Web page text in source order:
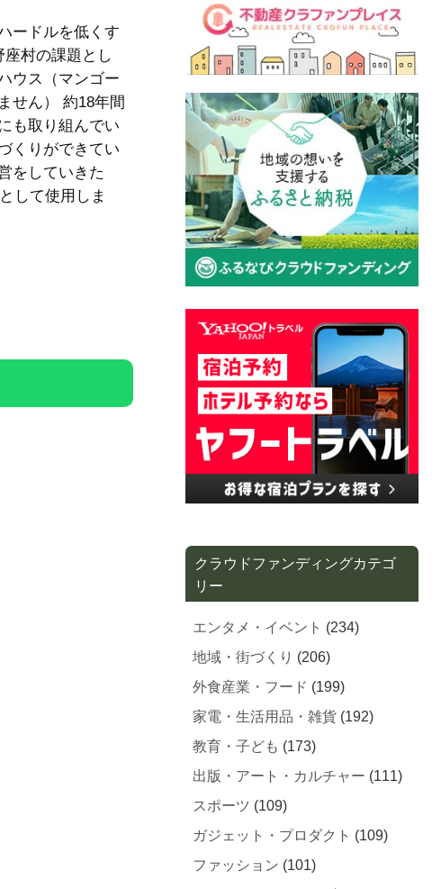
ードルを低くす
村の課題とし
ウス（マンゴー
せん） 約18年間
も取り組んでい
くりができてい
をしていきた
して使用しま
クラウドファンディングカテゴ
リー
エンタメ・イベント(234)
地域・街づくり
(206)
外食産業・フード(199)
家電・生活用品・雑貨
教育・子ども
(173)
出版・アート・カルチャー
スポーツ
(109)
ガジェット・プロダクト